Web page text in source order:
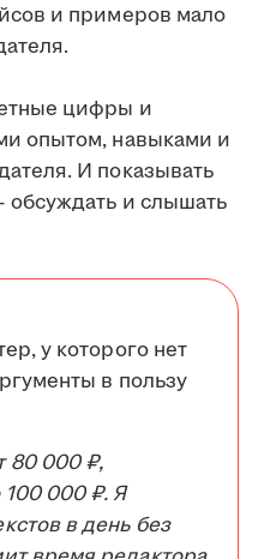
и примеров мало
цифры и
опытом, навыками и
И показывать
обсуждать и слышать
у которого нет
в пользу
80 000 ₽,
000 ₽. Я
в день без